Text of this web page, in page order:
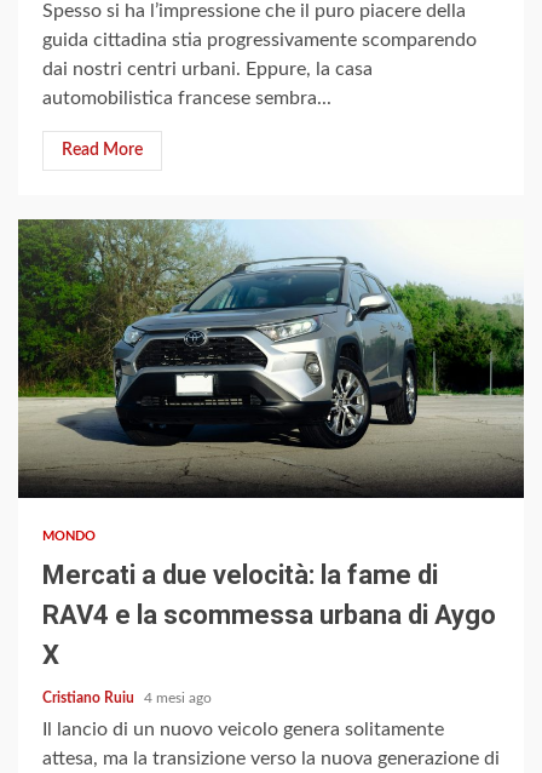
Spesso si ha l’impressione che il puro piacere della
guida cittadina stia progressivamente scomparendo
dai nostri centri urbani. Eppure, la casa
automobilistica francese sembra...
Read More
4 min read
MONDO
Mercati a due velocità: la fame di
RAV4 e la scommessa urbana di Aygo
X
Cristiano Ruiu 4 mesi ago
Il lancio di un nuovo veicolo genera solitamente
attesa, ma la transizione verso la nuova generazione di